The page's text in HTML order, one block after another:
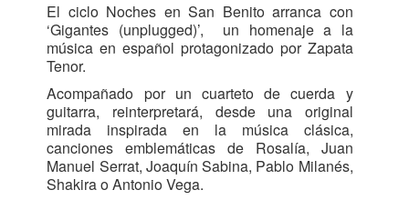
El ciclo Noches en San Benito arranca con
‘Gigantes (unplugged)’, un homenaje a la
música en español protagonizado por Zapata
Tenor.
Acompañado por un cuarteto de cuerda y
guitarra, reinterpretará, desde una original
mirada inspirada en la música clásica,
canciones emblemáticas de Rosalía, Juan
Manuel Serrat, Joaquín Sabina, Pablo Milanés,
Shakira o Antonio Vega.